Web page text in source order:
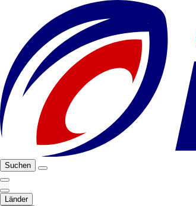
Suchen
Länder